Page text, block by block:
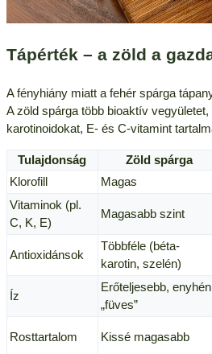
Tápérték – a zöld a
A fényhiány miatt a fehér spárga
A zöld spárga több bioaktív vegyületet,
karotinoidokat, E- és C-vitamint
Tulajdonság Zöld spárga
Klorofill
Magas
Vitaminok (pl.
C, K, E)
Magasabb szint
Antioxidánsok
Többféle (béta-
karotin, szelén)
Íz
Erőteljesebb, enyhén
„füves”
Rosttartalom Kissé magasabb